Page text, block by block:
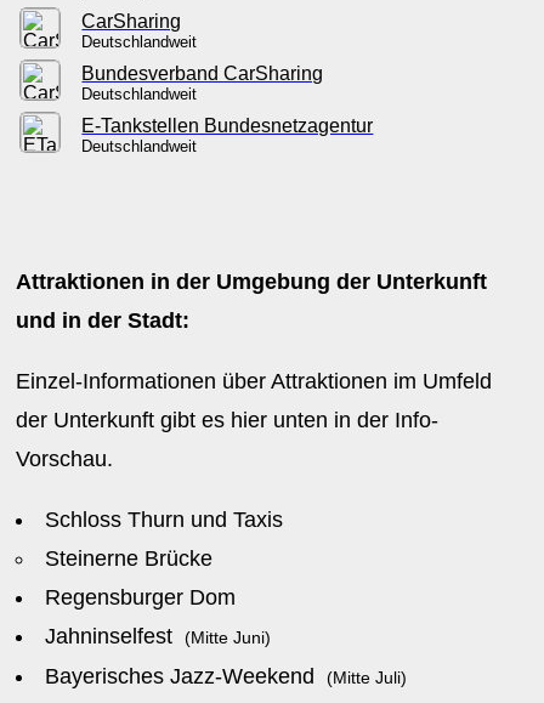
CarSharing
Deutschlandweit
Bundesverband CarSharing
Deutschlandweit
E-Tankstellen Bundesnetzagentur
Deutschlandweit
Attraktionen in der Umgebung der Unterkunft
und in der Stadt:
Einzel-Informationen über Attraktionen im Umfeld
der Unterkunft gibt es hier unten in der Info-
Vorschau.
Schloss Thurn und Taxis
Steinerne Brücke
Regensburger Dom
Jahninselfest(Mitte Juni)
Bayerisches Jazz-Weekend(Mitte Juli)